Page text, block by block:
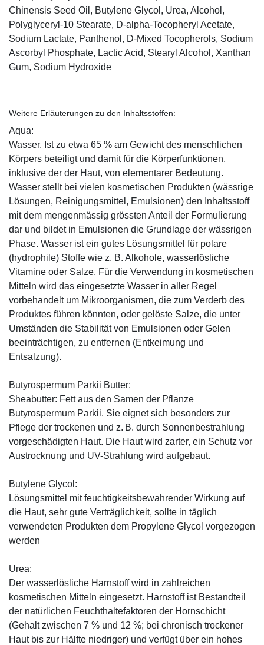
Chinensis Seed Oil, Butylene Glycol, Urea, Alcohol,
Polyglyceryl-10 Stearate, D-alpha-Tocopheryl Acetate,
Sodium Lactate, Panthenol, D-Mixed Tocopherols, Sodium
Ascorbyl Phosphate, Lactic Acid, Stearyl Alcohol, Xanthan
Gum, Sodium Hydroxide
Weitere Erläuterungen zu den Inhaltsstoffen:
Aqua:
Wasser. Ist zu etwa 65 % am Gewicht des menschlichen
Körpers beteiligt und damit für die Körperfunktionen,
inklusive der der Haut, von elementarer Bedeutung.
Wasser stellt bei vielen kosmetischen Produkten (wässrige
Lösungen, Reinigungsmittel, Emulsionen) den Inhaltsstoff
mit dem mengenmässig grössten Anteil der Formulierung
dar und bildet in Emulsionen die Grundlage der wässrigen
Phase. Wasser ist ein gutes Lösungsmittel für polare
(hydrophile) Stoffe wie z. B. Alkohole, wasserlösliche
Vitamine oder Salze. Für die Verwendung in kosmetischen
Mitteln wird das eingesetzte Wasser in aller Regel
vorbehandelt um Mikroorganismen, die zum Verderb des
Produktes führen könnten, oder gelöste Salze, die unter
Umständen die Stabilität von Emulsionen oder Gelen
beeinträchtigen, zu entfernen (Entkeimung und
Entsalzung).
Butyrospermum Parkii Butter:
Sheabutter: Fett aus den Samen der Pflanze
Butyrospermum Parkii. Sie eignet sich besonders zur
Pflege der trockenen und z. B. durch Sonnenbestrahlung
vorgeschädigten Haut. Die Haut wird zarter, ein Schutz vor
Austrocknung und UV-Strahlung wird aufgebaut.
Butylene Glycol:
Lösungsmittel mit feuchtigkeitsbewahrender Wirkung auf
die Haut, sehr gute Verträglichkeit, sollte in täglich
verwendeten Produkten dem Propylene Glycol vorgezogen
werden
Urea:
Der wasserlösliche Harnstoff wird in zahlreichen
kosmetischen Mitteln eingesetzt. Harnstoff ist Bestandteil
der natürlichen Feuchthaltefaktoren der Hornschicht
(Gehalt zwischen 7 % und 12 %; bei chronisch trockener
Haut bis zur Hälfte niedriger) und verfügt über ein hohes